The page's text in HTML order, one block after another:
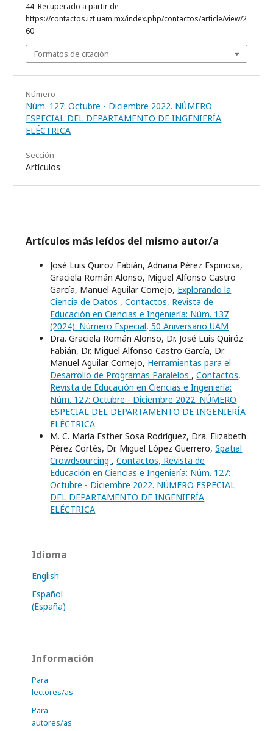
44. Recuperado a partir de
https://contactos.izt.uam.mx/index.php/contactos/article/view/2
60
Formatos de citación
Número
Núm. 127: Octubre - Diciembre 2022. NÚMERO
ESPECIAL DEL DEPARTAMENTO DE INGENIERÍA
ELÉCTRICA
Sección
Artículos
Artículos más leídos del mismo autor/a
José Luis Quiroz Fabián, Adriana Pérez Espinosa,
Graciela Román Alonso, Miguel Alfonso Castro
García, Manuel Aguilar Cornejo, Explorando la
Ciencia de Datos ,Contactos, Revista de
Educación en Ciencias e Ingeniería: Núm. 137
(2024): Número Especial, 50 Aniversario UAM
Dra. Graciela Román Alonso, Dr. José Luis Quiróz
Fabián, Dr. Miguel Alfonso Castro García, Dr.
Manuel Aguilar Cornejo, Herramientas para el
Desarrollo de Programas Paralelos ,Contactos,
Revista de Educación en Ciencias e Ingeniería:
Núm. 127: Octubre - Diciembre 2022. NÚMERO
ESPECIAL DEL DEPARTAMENTO DE INGENIERÍA
ELÉCTRICA
M. C. María Esther Sosa Rodríguez, Dra. Elizabeth
Pérez Cortés, Dr. Miguel López Guerrero,Spatial
Crowdsourcing ,Contactos, Revista de
Educación en Ciencias e Ingeniería: Núm. 127:
Octubre - Diciembre 2022. NÚMERO ESPECIAL
DEL DEPARTAMENTO DE INGENIERÍA
ELÉCTRICA
Idioma
English
Español
(España)
Información
Para
lectores/as
Para
autores/as